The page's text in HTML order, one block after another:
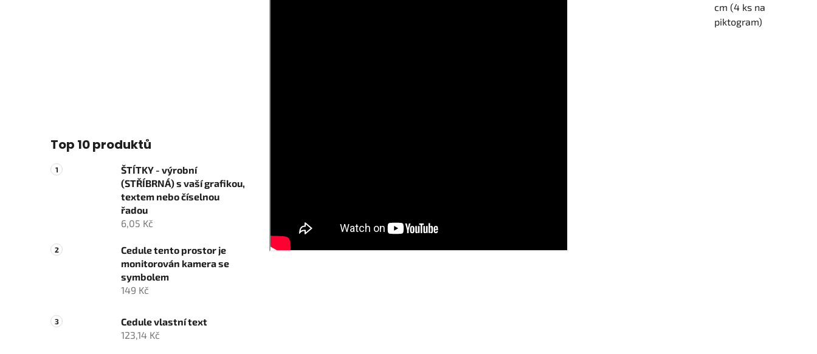
Top 10 produktů
ŠTÍTKY - výrobní
(STŘÍBRNÁ) s vaší grafikou,
textem nebo číselnou
řadou
6,05 Kč
Cedule tento prostor je
monitorován kamera se
symbolem
149 Kč
Cedule vlastní text
123,14 Kč
cm (4 ks na
piktogram)